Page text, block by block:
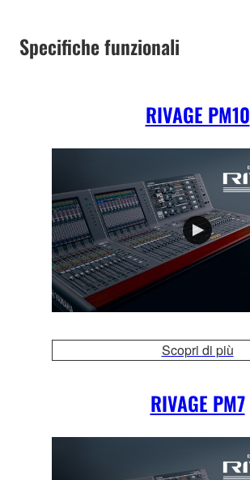
Specifiche funzionali
RIVAGE PM10
Scopri di più
RIVAGE PM7